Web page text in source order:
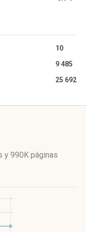
10
9 485
25 692
y 990K páginas